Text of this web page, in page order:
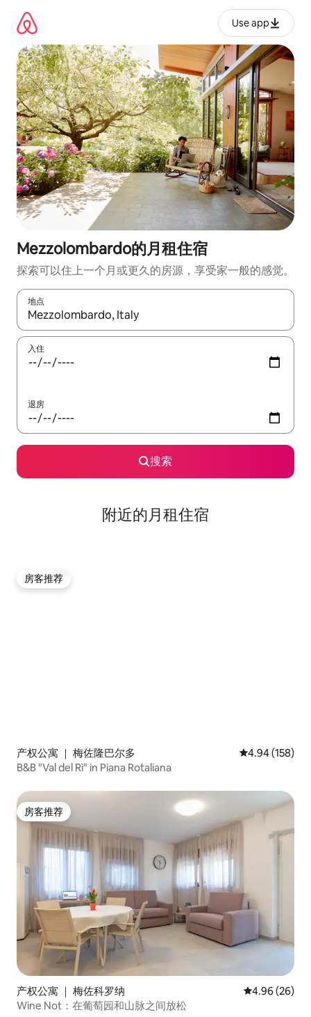
Use app
Mezzolombardo的月租住宿
探索可以住上一个月或更久的房源，享受家一般的感觉。
地点
如有搜索结果，请使用上下方向键查看，或通过点击或滑动手势
入住
退房
搜索
附近的月租住宿
房客推荐
房客推荐
产权公寓 ｜ 梅佐隆巴尔多 平均评分 4.94
4.94 (158)
B&B "Val del Rì" in Piana Rotaliana
房客推荐
房客推荐
产权公寓 ｜ 梅佐科罗纳 平均评分 4.96
4.96 (26)
Wine Not：在葡萄园和山脉之间放松